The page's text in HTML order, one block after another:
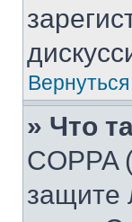
» Что
COPPA
защите